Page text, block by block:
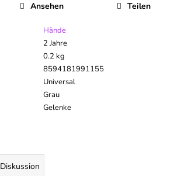
Hände
2 Jahre
0.2 kg
8594181991155
Universal
Grau
Gelenke
Ansehen Teilen
Diskussion